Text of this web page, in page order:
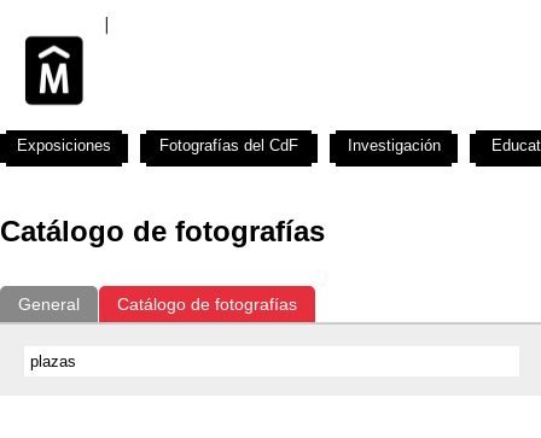
Catálogo de fotografías
General Catálogo de fotografías
Exposiciones Fotografías del CdF Investigación